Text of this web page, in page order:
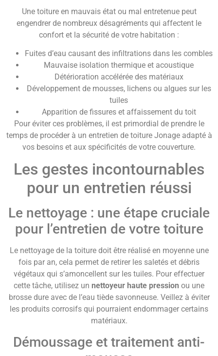
Une toiture en mauvais état ou mal entretenue peut
engendrer de nombreux désagréments qui affectent le
confort et la sécurité de votre habitation :
Fuites d’eau causant des infiltrations dans les combles
Mauvaise isolation thermique et acoustique
Détérioration accélérée des matériaux
Développement de mousses, lichens ou algues sur les
tuiles
Apparition de fissures et affaissement du toit
Pour éviter ces problèmes, il est primordial de prendre le
temps de procéder à un entretien de toiture Jonage adapté à
vos besoins et aux spécificités de votre couverture.
Les gestes incontournables
pour un entretien réussi
Le nettoyage : une étape cruciale
pour l’entretien de votre toiture
Le nettoyage de la toiture doit être réalisé en moyenne une
fois par an, cela permet de retirer les saletés et débris
végétaux qui s’amoncellent sur les tuiles. Pour effectuer
cette tâche, utilisez un nettoyeur haute pression ou une
brosse dure avec de l’eau tiède savonneuse. Veillez à éviter
les produits corrosifs qui pourraient endommager certains
matériaux.
Démoussage et traitement anti-